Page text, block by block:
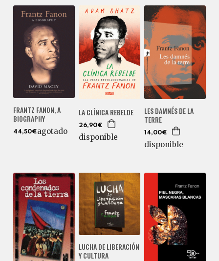
FRANTZ FANON, A
BIOGRAPHY
44,50€agotado
LA CLÍNICA REBELDE
26,90€
disponible
LES DAMNÉS DE LA
TERRE
14,00€
disponible
LUCHA DE LIBERACIÓN
Y CULTURA